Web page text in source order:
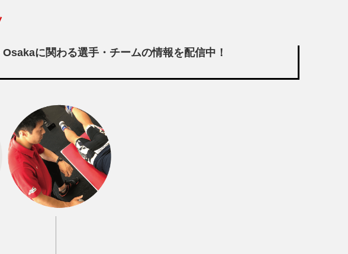
Osakaに関わる選手・チームの情報を配信中！